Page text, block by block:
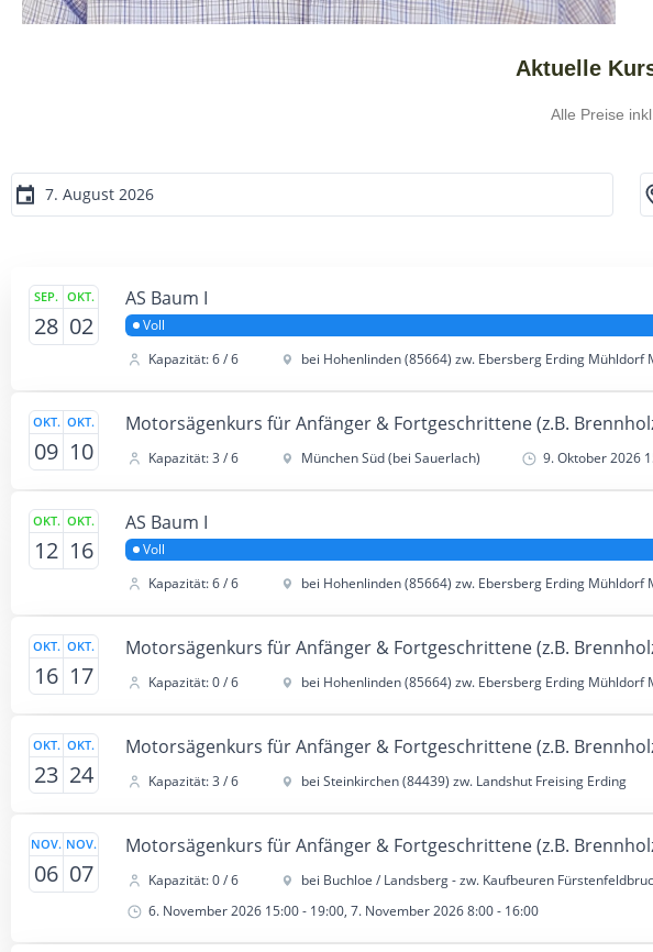
Aktuelle
Alle Preise
SEP.
28
OKT.
02
AS Baum I
Voll
Kapazität: 6 / 6
bei Hohenlinden (85664) zw. Ebersberg Erding Mühldorf
OKT.
09
OKT.
10
Motorsägenkurs für Anfänger & Fortgeschrittene (z.B.
Kapazität: 3 / 6
München Süd (bei Sauerlach) 9. Oktober 2026
OKT.
12
OKT.
16
AS Baum I
Voll
Kapazität: 6 / 6
bei Hohenlinden (85664) zw. Ebersberg Erding Mühldorf
OKT.
16
OKT.
17
Motorsägenkurs für Anfänger & Fortgeschrittene (z.B.
Kapazität: 0 / 6
bei Hohenlinden (85664) zw. Ebersberg Erding Mühldorf
OKT.
23
OKT.
24
Motorsägenkurs für Anfänger & Fortgeschrittene (z.B.
Kapazität: 3 / 6
bei Steinkirchen (84439) zw. Landshut Freising Erding
NOV.
06
NOV.
07
Motorsägenkurs für Anfänger & Fortgeschrittene (z.B.
Kapazität: 0 / 6
bei Buchloe / Landsberg - zw. Kaufbeuren
6. November 2026 15:00 - 19:00, 7. November 2026 8:00 - 16:00